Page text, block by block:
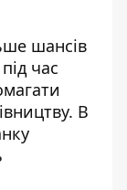
шансів
під час
В